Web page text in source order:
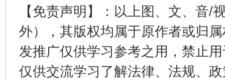
【免责声明】：以上图、文、音/
外），其版权均属于原作者或归
发推广仅供学习参考之用，禁止
仅供交流学习了解法律、法规、